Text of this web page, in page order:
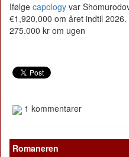
Ifølge capology var
€1,920,000 om året indtil
275.000 kr om ugen
1 kommentarer
Romaneren